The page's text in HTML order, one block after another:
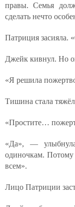
правы. Семья
сделать нечто
Патриция засияла.
Джейк кивнул. Но
«Я решила
Тишина стала
«Простите…
«Да», —
одиночкам. Потому
всем».
Лицо Патриции